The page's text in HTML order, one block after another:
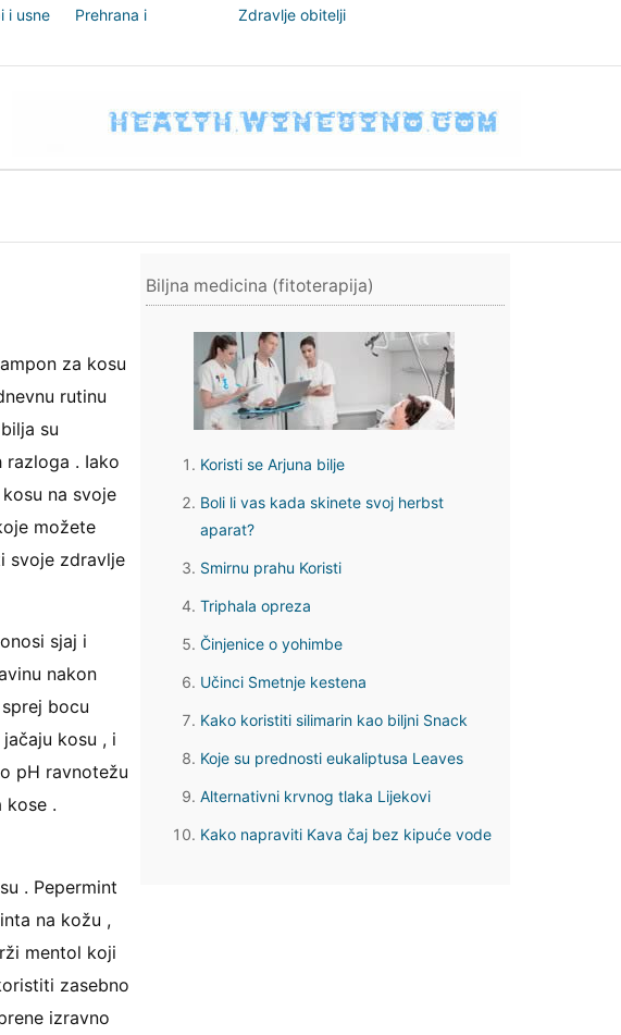
i usne
Prehrana i
Zdravlje obitelji
za kosu
rutinu
su
. Iako
na svoje
možete
svoje zdravlje
sjaj i
nakon
bocu
kosu , i
pH ravnotežu
kose .
. Pepermint
na kožu ,
mentol koji
zasebno
izravno
Biljna medicina (fitoterapija)
Koristi se Arjuna bilje
Boli li vas kada skinete svoj herbst
aparat?
Smirnu prahu Koristi
Triphala opreza
Činjenice o yohimbe
Učinci Smetnje kestena
Kako koristiti silimarin kao biljni Snack
Koje su prednosti eukaliptusa Leaves
Alternativni krvnog tlaka Lijekovi
Kako napraviti Kava ​​čaj bez kipuće vode